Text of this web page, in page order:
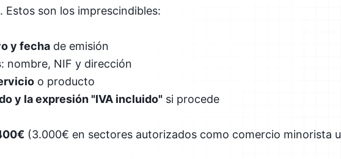
son los imprescindibles:
y fecha de emisión
: nombre, NIF y dirección
o producto
y la expresión "IVA incluido" si procede
(3.000€ en sectores autorizados como comercio minorista u